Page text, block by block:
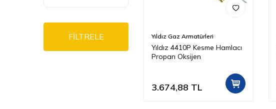
FİLTRELE Yıldız Gaz Armatürleri
Yıldız 4410P Kesme Hamlacı
Propan Oksijen
3.674,88 TL